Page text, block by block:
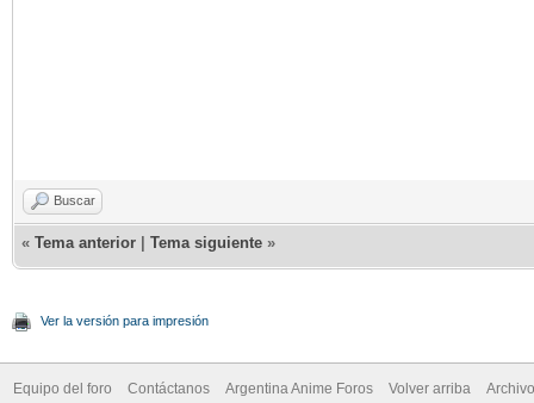
Buscar
« Tema anterior Tema siguiente »
Ver la versión para impresión
Equipo del foro Contáctanos Argentina Anime Foros Volver arriba